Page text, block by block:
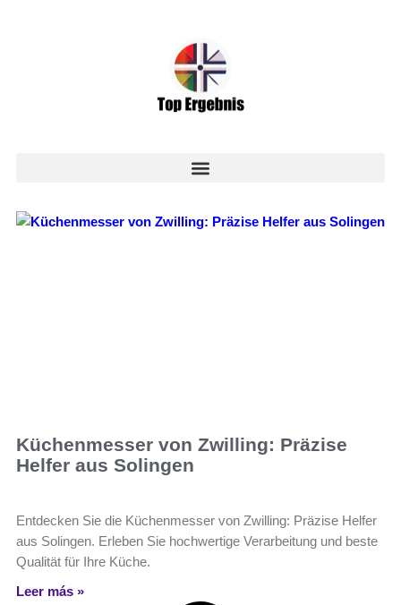
Küchenmesser von Zwilling: Präzise
Helfer aus Solingen
Entdecken Sie die Küchenmesser von Zwilling: Präzise Helfer
aus Solingen. Erleben Sie hochwertige Verarbeitung und beste
Qualität für Ihre Küche.
Leer más »